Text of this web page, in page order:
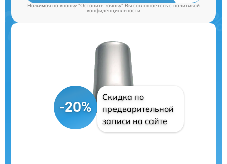
Нажимая на кнопку "Оставить заявку" Вы соглашаетесь cполитикой
конфиденциальности
-20%
Скидка по
предварительной
записи на сайте